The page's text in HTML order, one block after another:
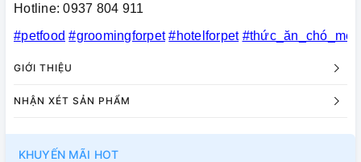
Hotline: 0937 804 911
#petfood #groomingforpet #hotelforpet #thức_ăn_chó_mèo
GIỚI THIỆU
NHẬN XÉT SẢN PHẨM
KHUYẾN MÃI HOT